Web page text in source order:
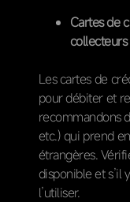
Cartes de
collecteurs
Les cartes de
pour débiter et
recommandons
etc.) qui prend
étrangères.
disponible et s’il
l’utiliser.